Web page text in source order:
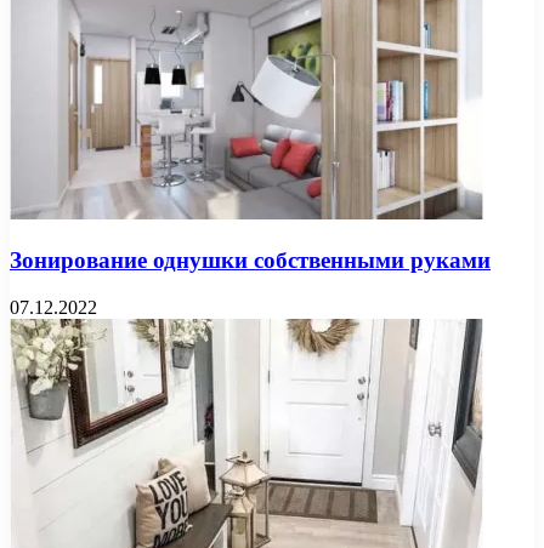
Зонирование однушки собственными руками
07.12.2022